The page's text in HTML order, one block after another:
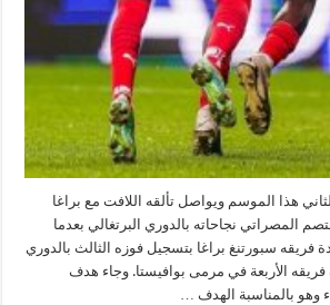
هذا الموسم ويواصل تألقه اللافت مع براغا
المصراتي نجاحاته بالدوري البرتغالي بعدما
فريقه سبورتنغ براغا بتسجيل فوزه الثالث بالدوري
الأربعة في مرمى بوافيستا. وجاء هدف
وهو بالمناسبة الهدف …